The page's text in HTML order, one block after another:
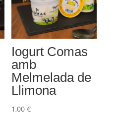
Iogurt Comas
amb
Melmelada de
Llimona
1,00€